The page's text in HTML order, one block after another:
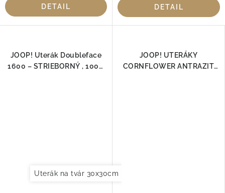
DETAIL DETAIL
JOOP! Uterák Doubleface
1600 – STRIEBORNÝ , 100%
Uterák na tvár 30x30cm
JOOP! UTERÁKY
CORNFLOWER ANTRAZIT